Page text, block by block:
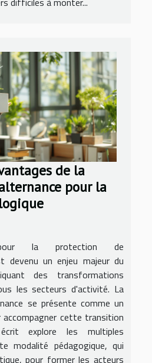
de la
pour la
pour la protection de
devenu un enjeu majeur du
des transformations
les secteurs d'activité. La
se présente comme un
cette transition
explore les multiples
modalité pédagogique, qui
pour former les acteurs